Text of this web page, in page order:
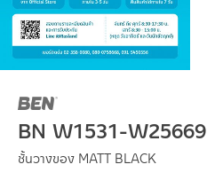
BN W1531-W25669
ชั้นวางของ MATT BLACK